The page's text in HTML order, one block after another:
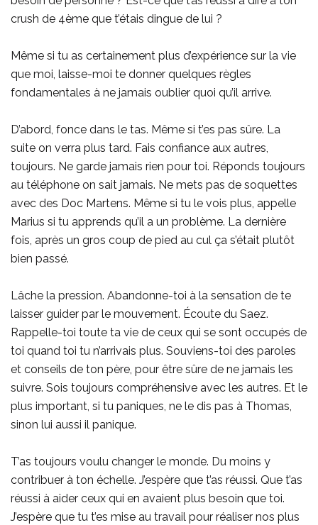
crush de 4ème que t’étais dingue de lui ?
Même si tu as certainement plus d’expérience sur la vie
que moi, laisse-moi te donner quelques règles
fondamentales à ne jamais oublier quoi qu’il arrive.
D’abord, fonce dans le tas. Même si t’es pas sûre. La
suite on verra plus tard. Fais confiance aux autres,
toujours. Ne garde jamais rien pour toi. Réponds toujours
au téléphone on sait jamais. Ne mets pas de soquettes
avec des Doc Martens. Même si tu le vois plus, appelle
Marius si tu apprends qu’il a un problème. La dernière
fois, après un gros coup de pied au cul ça s’était plutôt
bien passé.
Lâche la pression. Abandonne-toi à la sensation de te
laisser guider par le mouvement. Écoute du Saez.
Rappelle-toi toute ta vie de ceux qui se sont occupés de
toi quand toi tu n’arrivais plus. Souviens-toi des paroles
et conseils de ton père, pour être sûre de ne jamais les
suivre. Sois toujours compréhensive avec les autres. Et le
plus important, si tu paniques, ne le dis pas à Thomas,
sinon lui aussi il panique.
T’as toujours voulu changer le monde. Du moins y
contribuer à ton échelle. J’espère que t’as réussi. Que t’as
réussi à aider ceux qui en avaient plus besoin que toi.
J’espère que tu t’es mise au travail pour réaliser nos plus